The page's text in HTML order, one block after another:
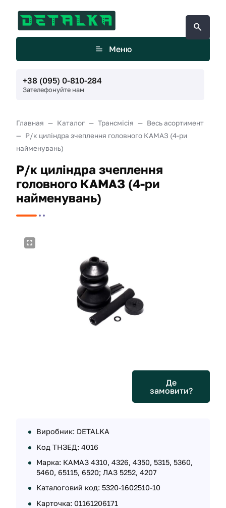
Меню
+38 (095) 0-810-284
Зателефонуйте нам
Главная Каталог Трансмісія
Весь асортимент
Р/к циліндра зчеплення головного КАМАЗ (4-ри
найменувань)
Р/к циліндра зчеплення
головного КАМАЗ (4-ри
найменувань)
Де
замовити?
Виробник: DETALKA
Код ТНЗЕД: 4016
Марка: КАМАЗ 4310, 4326, 4350, 5315, 5360,
5460, 65115, 6520; ЛАЗ 5252, 4207
Каталоговий код: 5320-1602510-10
Карточка: 01161206171